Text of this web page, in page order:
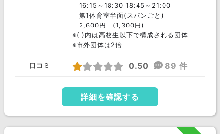
16:15～18:30 18:45～21:00
第1体育室半面(スパンごと):
2,600円 (1,300円)
※( )内は高校生以下で構成される団体
※市外団体は2倍
口コミ 0.50 89 件
詳細を確認する